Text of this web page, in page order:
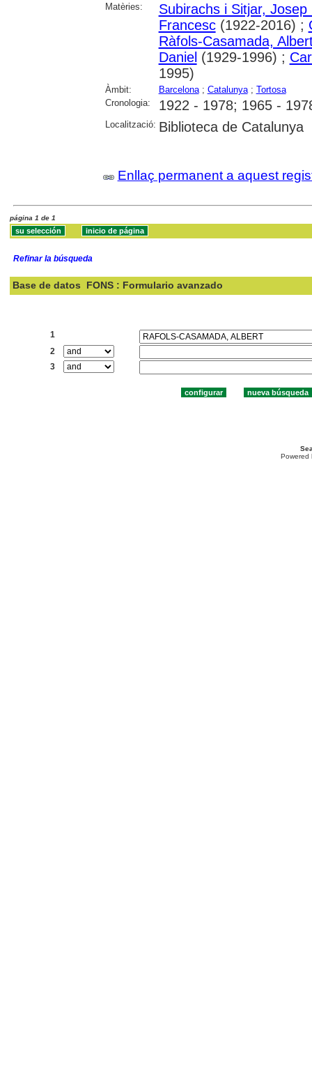
Matèries:
Subirachs i Sitjar, Josep
Francesc(1922-2016) ;
Ràfols-Casamada,
Daniel (1929-1996) ;
1995)
Àmbit: Barcelona; Catalunya; Tortosa
Cronologia:
1922 - 1978; 1965 -
Localització: Biblioteca de Catalunya
Enllaç permanent a aquest
página 1 de 1
Refinar la búsqueda
Base de datos FONS : Formulario avanzado
1
2
3
Powered